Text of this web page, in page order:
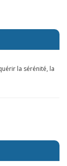
la sérénité, la